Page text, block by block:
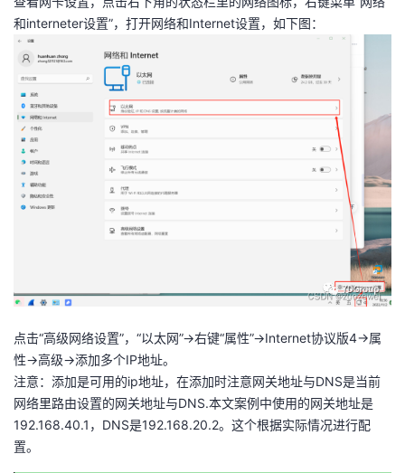
者
学
堂
我
的
我
验
收
藏
支
持
我
的
技
我
的
议
和interneter设置”，打开网络和Internet设置，如下图：
点击“高级网络设置”，“以太网”->右键“属性”→Internet协议版4→属
性→高级→添加多个IP地址。
注意：添加是可用的ip地址，在添加时注意网关地址与DNS是当前
网络里路由设置的网关地址与DNS.本文案例中使用的网关地址是
192.168.40.1，DNS是192.168.20.2。这个根据实际情况进行配
置。